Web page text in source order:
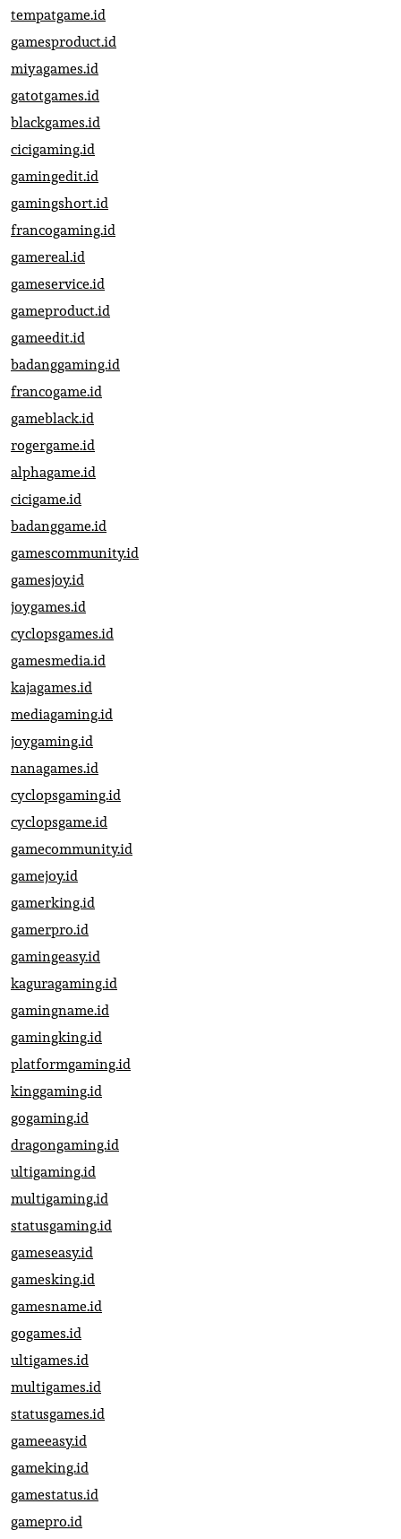
tempatgame.id
gamesproduct.id
miyagames.id
gatotgames.id
blackgames.id
cicigaming.id
gamingedit.id
gamingshort.id
francogaming.id
gamereal.id
gameservice.id
gameproduct.id
gameedit.id
badanggaming.id
francogame.id
gameblack.id
rogergame.id
alphagame.id
cicigame.id
badanggame.id
gamescommunity.id
gamesjoy.id
joygames.id
cyclopsgames.id
gamesmedia.id
kajagames.id
mediagaming.id
joygaming.id
nanagames.id
cyclopsgaming.id
cyclopsgame.id
gamecommunity.id
gamejoy.id
gamerking.id
gamerpro.id
gamingeasy.id
kaguragaming.id
gamingname.id
gamingking.id
platformgaming.id
kinggaming.id
gogaming.id
dragongaming.id
ultigaming.id
multigaming.id
statusgaming.id
gameseasy.id
gamesking.id
gamesname.id
gogames.id
ultigames.id
multigames.id
statusgames.id
gameeasy.id
gameking.id
gamestatus.id
gamepro.id